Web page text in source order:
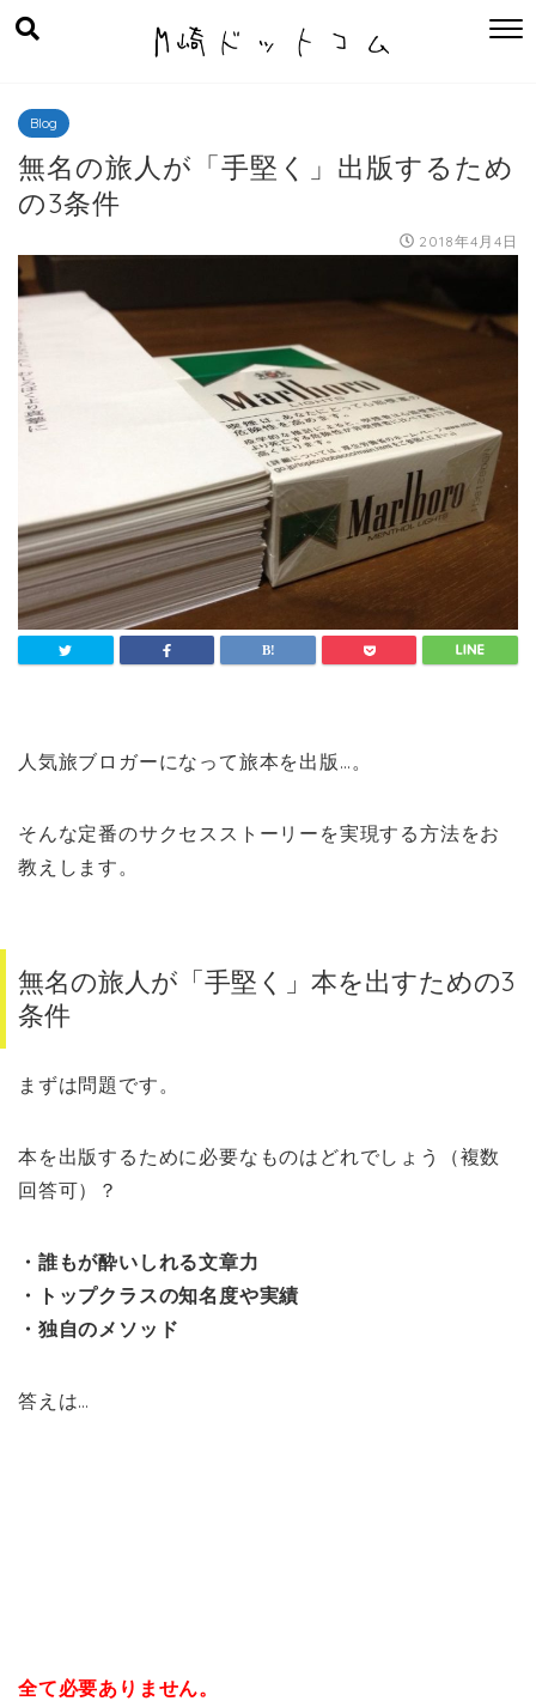
Blog
無名の旅人が「手堅く」出版するため
の3条件
2018年4月4日
人気旅ブロガーになって旅本を出版…。
そんな定番のサクセスストーリーを実現する方法をお
教えします。
無名の旅人が「手堅く」本を出すための3
条件
まずは問題です。
本を出版するために必要なものはどれでしょう（複数
回答可）？
・誰もが酔いしれる文章力
・トップクラスの知名度や実績
・独自のメソッド
答えは…
全て必要ありません。